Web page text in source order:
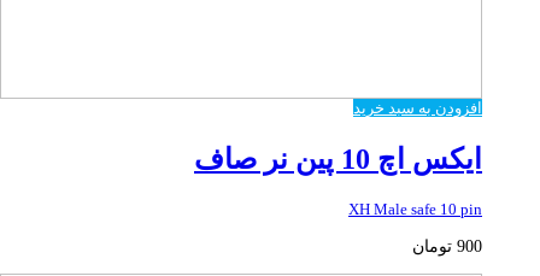
افزودن به سبد خرید
ایکس اچ 10 پین نر صاف
XH Male safe 10 pin
900 تومان